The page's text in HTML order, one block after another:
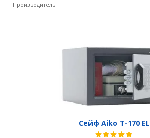
Производитель
Сейф Aiko T-170 EL